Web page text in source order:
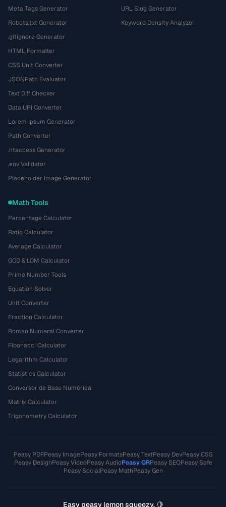
Meta Tags Generator
Robots.txt Generator
.gitignore Generator
HTML Formatter
CSS Unit Converter
JSONPath Evaluator
Text Diff Checker
Data URI Converter
Lorem Ipsum Generator
Path Converter
.htaccess Generator
.env Validator
Placeholder Image Generator
URL Slug Generator
Keyword Density Analyzer
Math Tools
Percentage Calculator
Ratio Calculator
Average Calculator
GCD & LCM Calculator
Prime Number Tools
Equation Solver
Unit Converter
Fraction Calculator
Roman Numeral Converter
Fibonacci Calculator
Logarithm Calculator
Statistics Calculator
Conversor de Base Numérica
Matrix Calculator
Trigonometry Calculator
Peasy PDFPeasy ImagePeasy FormatsPeasy TextPeasy DevPeasy CSS
Peasy DesignPeasy VideoPeasy AudioPeasy QRPeasy SEOPeasy Safe
Peasy SocialPeasy MathPeasy Gen
Easy peasy lemon squeezy. 🍋